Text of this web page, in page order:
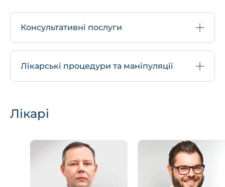
Консультативні послуги
Лікарські процедури та маніпуляції
Лікарі